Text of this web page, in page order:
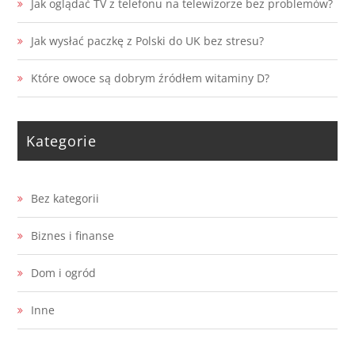
Jak oglądać TV z telefonu na telewizorze bez problemów?
Jak wysłać paczkę z Polski do UK bez stresu?
Które owoce są dobrym źródłem witaminy D?
Kategorie
Bez kategorii
Biznes i finanse
Dom i ogród
Inne